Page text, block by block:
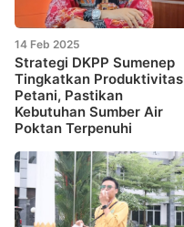
14 Feb 2025
Strategi DKPP Sumenep
Tingkatkan Produktivitas
Petani, Pastikan
Kebutuhan Sumber Air
Poktan Terpenuhi